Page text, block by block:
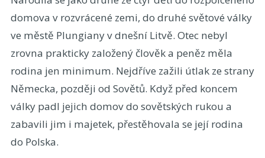
domova v rozvrácené zemi, do druhé světové války
ve městě Plungiany v dnešní Litvě. Otec nebyl
zrovna prakticky založený člověk a peněz měla
rodina jen minimum. Nejdříve zažili útlak ze strany
Německa, později od Sovětů. Když před koncem
války padl jejich domov do sovětských rukou a
zabavili jim i majetek, přestěhovala se její rodina
do Polska.